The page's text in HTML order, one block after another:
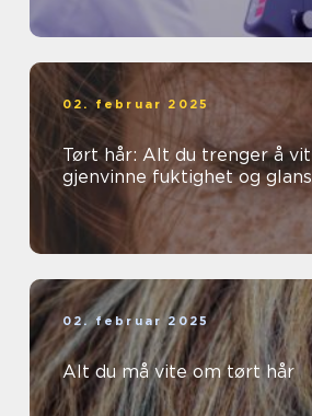
02. februar 2025
Tørt hår: Alt du trenger å
gjenvinne fuktighet og glans
02. februar 2025
Alt du må vite om tørt hår